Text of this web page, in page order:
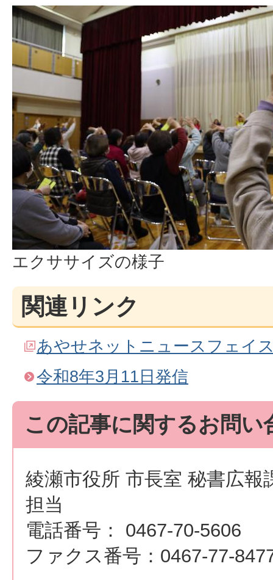
エクササイズの様子
関連リンク
あやせネットニュースフェイ
令和8年3月11日発信
この記事に関するお問い
綾瀬市役所 市長室 秘書広報
担当
電話番号： 0467-70-5606
ファクス番号：0467-77-